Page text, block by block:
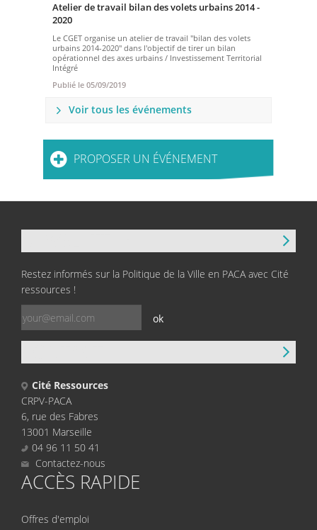
Atelier de travail bilan des volets urbains 2014 -
2020
Le CGET organise un atelier de travail "bilan des volets
urbains 2014-2020" dans l'objectif de tirer un bilan
opérationnel des axes urbains / Investissement Territorial
Intégré
Publié le 05/09/2019
Voir tous les événements
PROPOSER UN ÉVÉNEMENT
Restez informés sur la Politique de la Ville en PACA avec Cité
ressources !
ok
Cité Ressources
CRPV-PACA
6, rue des Fabres
13001 Marseille
04 96 11 50 41
Contactez-nous
ACCÈS RAPIDE
Offres d'emploi